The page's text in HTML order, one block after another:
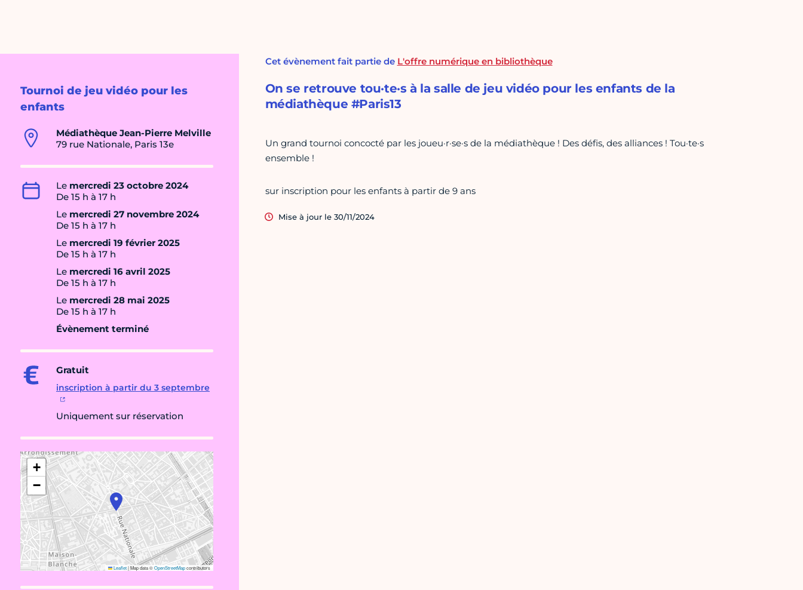
Tournoi de jeu vidéo pour les
enfants
Médiathèque Jean-Pierre Melville
79 rue Nationale, Paris 13e
Le mercredi 23 octobre 2024
De 15 h à 17 h
Le mercredi 27 novembre 2024
De 15 h à 17 h
Le mercredi 19 février 2025
De 15 h à 17 h
Le mercredi 16 avril 2025
De 15 h à 17 h
Le mercredi 28 mai 2025
De 15 h à 17 h
Évènement terminé
Gratuit
inscription à partir du 3 septembre
Uniquement sur réservation
+
−
Leaflet|Map data ©OpenStreetMapcontributors
Cet évènement fait partie de L'offre numérique en bibliothèque
On se retrouve tou·te·s à la salle de jeu vidéo pour les enfants de la
médiathèque #Paris13
Un grand tournoi concocté par les joueu·r·se·s de la médiathèque ! Des défis, des alliances ! Tou·te·s
ensemble !
sur inscription pour les enfants à partir de 9 ans
Mise à jour le 30/11/2024